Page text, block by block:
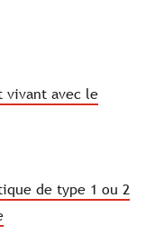
vivant avec le
de type 1 ou 2